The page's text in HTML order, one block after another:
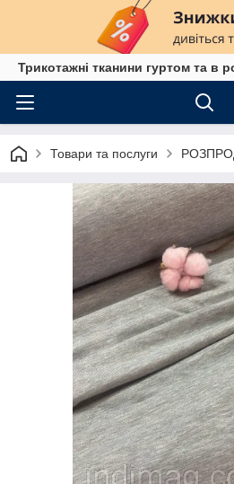
Трикотажні тканини гуртом та в
Товари та послуги